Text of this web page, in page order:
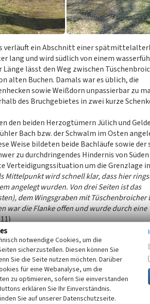
verläuft ein Abschnitt einer
lang und wird südlich von einem
lässt den Weg zwischen
alten Buchen. Damals war es üblich, die
sowie Weißdorn unpassierbar zu
des Bruchgebietes in zwei kurze
den beiden Herzogtümern Jülich und
Bach bzw. der Schwalm im Osten
Weise bildeten beide Bachläufe sowie der
zu durchdringendes Hindernis von Süden
Verteidigungssituation um die Grenzlage in
Mittelpunkt wird schnell klar, dass hier
angelegt wurden. Von drei Seiten ist das
dem Wingsgraben mit Tüschenbroicher
war die Flanke offen und wurde durch eine
und Voss (1972, S. 16f) auch eine Reihe
zu Schloss Tüschenbroich gehören, wie
Gelände deutlich nachvollziehbar.
Landwehr ist ein wesentliches und
notwendige Cookies, um die
sicherzustellen. Diesen können Sie
Sie die Seite nutzen möchten. Darüber
für eine Webanalyse, um die
zu optimieren, sofern Sie einverstanden
erklären Sie Ihr Einverständnis.
Sie auf unserer Datenschutzseite.